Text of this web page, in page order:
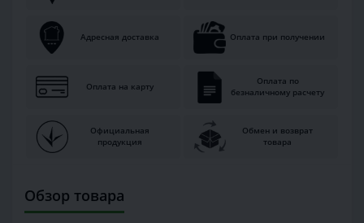
Адресная доставка Оплата при получении
Оплата на карту
Оплата по
безналичному расчету
Официальная
продукция
Обмен и возврат
товара
Обзор товара